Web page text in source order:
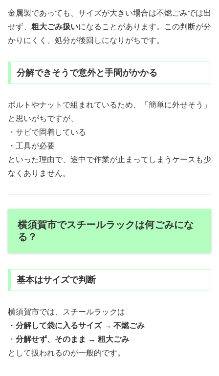
金属製であっても、サイズが大きい場合は不燃ごみでは出
せず、 粗大ごみ扱いになることがあります。この判断が分
かりにくく、処分が後回しになりがちです。
分解できそうで意外と手間がかかる
ボルトやナットで組まれているため、「簡単に外せそう」
と思いがちですが、
・サビで固着している
・工具が必要
といった理由で、途中で作業が止まってしまうケースも少
なくありません。
横須賀市でスチールラックは何ごみにな
る？
基本はサイズで判断
横須賀市では、スチールラックは
・ 分解して袋に入るサイズ → 不燃ごみ
・ 分解せず、そのまま → 粗大ごみ
として扱われるのが一般的です。